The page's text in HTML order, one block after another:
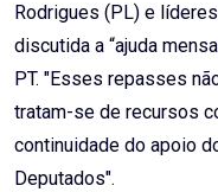
Rodrigues (PL) e
discutida a “ajuda
PT. "Esses repasses
tratam-se de recursos
continuidade do apoio
Deputados".